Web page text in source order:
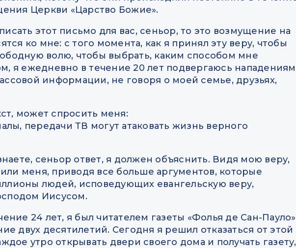
Церкви «Царство Божие».
этот письмо для вас, сеньор, то это возмущение на
ко мне: с того момента, как я принял эту веру, чтобы
волю, чтобы выбрать, каким способом мне
я ежедневно в течение 20 лет подвергаюсь нападениям
информации, не говоря о моей семье, друзьях,
может спросить меня:
передачи ТВ могут атаковать жизнь верного
сеньор ответ, я должен объяснить. Видя мою веру,
меня, приводя все больше аргументов, которые
людей, исповедующих евангельскую веру,
Иисусом.
24 лет, я был читателем газеты «Фолья де Сан-
двух десятилетий. Сегодня я решил отказаться от этой
утро открывать двери своего дома и получать газету,